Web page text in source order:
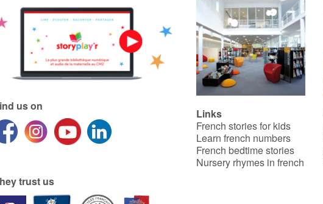
us on
trust us
Links
French stories for kids
Learn french numbers
French bedtime stories
Nursery rhymes in french